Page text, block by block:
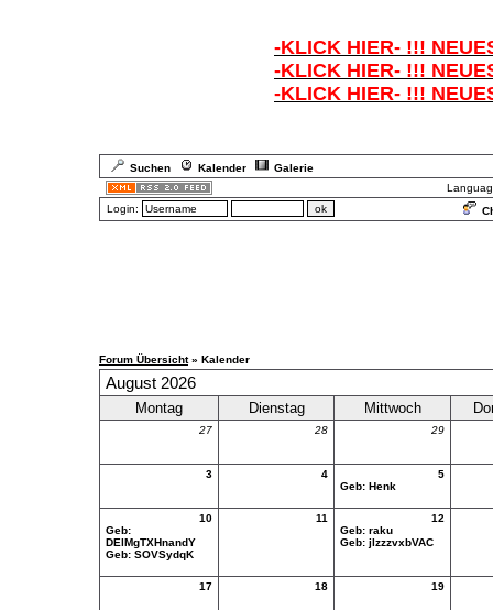
-KLICK HIER- !!!
-KLICK HIER- !!!
-KLICK HIER- !!!
Suchen Kalender
Galerie
Login:
Forum Übersicht» Kalender
August 2026
Montag Dienstag Mittwoch
27 28 29
3 4
5
Geb: Henk
10
Geb:
DElMgTXHnandY
Geb: SOVSydqK
11
12
Geb: raku
Geb: jlzzzvxbVAC
17 18 19